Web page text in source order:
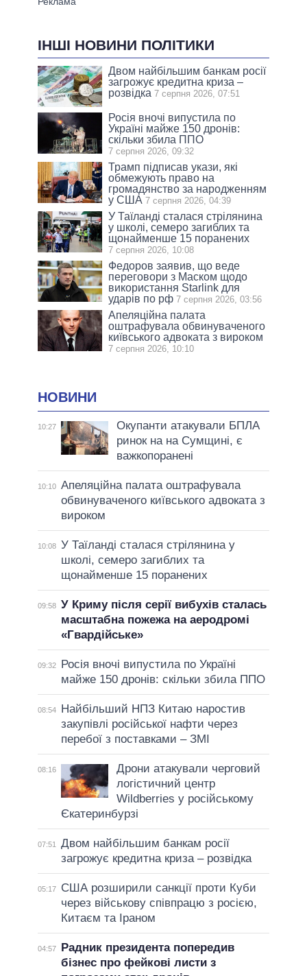
ІНШІ НОВИНИ ПОЛІТИКИ
Двом найбільшим банкам росії
загрожує кредитна криза –
розвідка 7 серпня 2026, 07:51
Росія вночі випустила по
Україні майже 150 дронів:
скільки збила ППО
7 серпня 2026, 09:32
Трамп підписав укази, які
обмежують право на
громадянство за народженням
у США 7 серпня 2026, 04:39
У Таїланді сталася стрілянина
у школі, семеро загиблих та
щонайменше 15 поранених
7 серпня 2026, 10:08
Федоров заявив, що веде
переговори з Маском щодо
використання Starlink для
ударів по рф 7 серпня 2026, 03:56
Апеляційна палата
оштрафувала обвинуваченого
київського адвоката з вироком
7 серпня 2026, 10:10
НОВИНИ
10:27
Окупанти атакували БПЛА
ринок на на Сумщині, є
важкопоранені
10:10 Апеляційна палата оштрафувала
обвинуваченого київського адвоката з
вироком
10:08 У Таїланді сталася стрілянина у
школі, семеро загиблих та
щонайменше 15 поранених
09:58 У Криму після серії вибухів сталась
масштабна пожежа на аеродромі
«Гвардійське»
09:32
Росія вночі випустила по Україні
майже 150 дронів: скільки збила ППО
08:54
Найбільший НПЗ Китаю наростив
закупівлі російської нафти через
перебої з поставками – ЗМІ
08:16
Дрони атакували черговий
логістичний центр
Wildberries у російському
Єкатеринбурзі
07:51
Двом найбільшим банкам росії
загрожує кредитна криза – розвідка
05:17
США розширили санкції проти Куби
через військову співпрацю з росією,
Китаєм та Іраном
04:57
Радник президента попередив
бізнес про фейкові листи з